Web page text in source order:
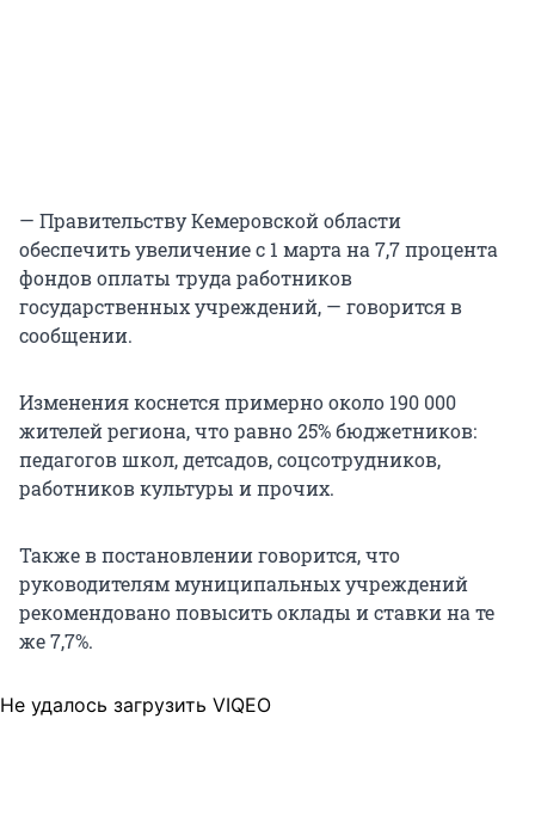
— Правительству Кемеровской области
обеспечить увеличение с 1 марта на 7,7 процента
фондов оплаты труда работников
государственных учреждений, — говорится в
сообщении.
Изменения коснется примерно около 190 000
жителей региона, что равно 25% бюджетников:
педагогов школ, детсадов, соцсотрудников,
работников культуры и прочих.
Также в постановлении говорится, что
руководителям муниципальных учреждений
рекомендовано повысить оклады и ставки на те
же 7,7%.
Не удалось загрузить VIQEO